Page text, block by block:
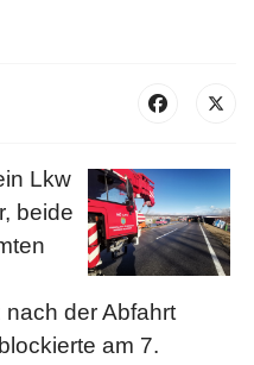
Lkw
beide
der Abfahrt
am 7.